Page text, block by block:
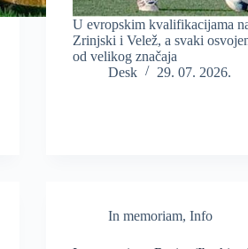
U evropskim kvalifikacijama
Zrinjski i Velež, a svaki
od velikog značaja
Desk
29. 07. 2026.
In memoriam,Info